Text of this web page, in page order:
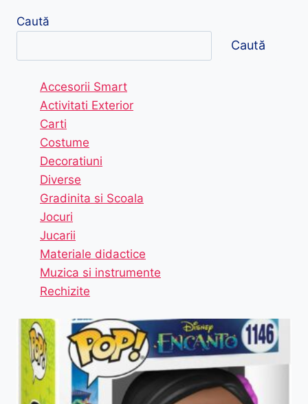
Caută
Caută
Accesorii Smart
Activitati Exterior
Carti
Costume
Decoratiuni
Diverse
Gradinita si Scoala
Jocuri
Jucarii
Materiale didactice
Muzica si instrumente
Rechizite